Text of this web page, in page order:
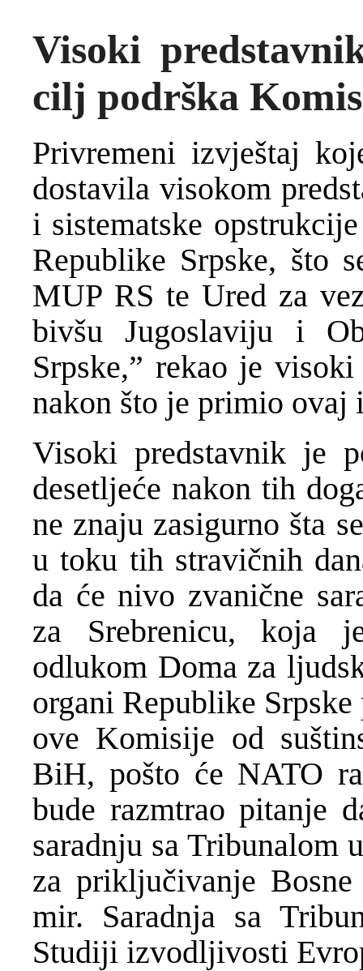
Visoki
cilj podrška
Privremeni izvještaj
dostavila visokom
i sistematske
Republike Srpske, što
MUP RS te Ured za
bivšu Jugoslaviju i
Srpske,” rekao je
nakon što je primio ovaj
Visoki predstavnik je
desetljeće nakon tih
ne znaju zasigurno šta
u toku tih stravičnih
da će nivo zvanične
za Srebrenicu, koja
odlukom Doma za
organi Republike
ove Komisije od
BiH, pošto će NATO
bude razmtrao pitanje
saradnju sa Tribunalom
za priključivanje
mir. Saradnja sa
Studiji izvodljivosti